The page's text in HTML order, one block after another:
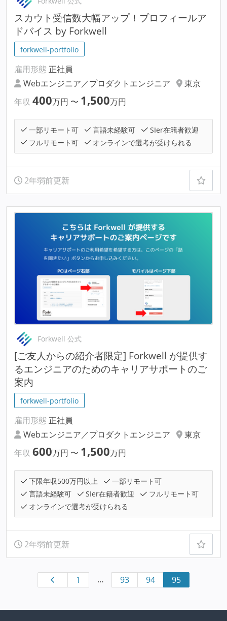
スカウト受信数大幅アップ！プロフィールア
ドバイス by Forkwell
forkwell-portfolio
雇用形態 正社員
Webエンジニア／プロダクトエンジニア
東京
年収 400万円 〜 1,500万円
一部リモート可 言語未経験可
SIer在籍者歓迎
フルリモート可
オンラインで選考が受けられる
2年弱前更新
Forkwell 公式
[ご友人からの紹介者限定] Forkwell が提供す
るエンジニアのためのキャリアサポートのご
案内
forkwell-portfolio
雇用形態 正社員
Webエンジニア／プロダクトエンジニア
東京
年収 600万円 〜 1,500万円
下限年収500万円以上
一部リモート可
言語未経験可
SIer在籍者歓迎
フルリモート可
オンラインで選考が受けられる
2年弱前更新
1 … 93 94 95